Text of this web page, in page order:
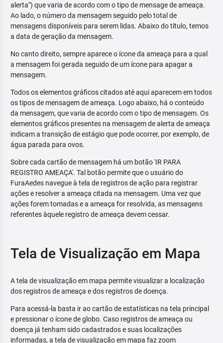
alerta") que varia de acordo com o tipo de mensage de ameaça.
Ao lado, o número da mensagem seguido pelo total de
mensagens disponíveis para serem lidas. Abaixo do título, temos
a data de geração da mensagem.
No canto direito, sempre aparece o ícone da ameaça para a qual
a mensagem foi gerada seguido de um ícone para apagar a
mensagem.
Todos os elementos gráficos citados até aqui aparecem em todos
os tipos de mensagem de ameaça. Logo abaixo, há o conteúdo
da mensagem, que varia de acordo com o tipo de mensagem. Os
elementos gráficos presentes na mensagem de alerta de ameaça
indicam a transição de estágio que pode ocorrer, por exemplo, de
água parada para ovos.
Sobre cada cartão de mensagem há um botão 'IR PARA
REGISTRO AMEAÇA'. Tal botão permite que o usuário do
FuraAedes navegue à tela de registros de ação para registrar
ações e resolver a ameaça citada na mensagem. Uma vez que
ações forem tomadas e a ameaça for resolvida, as mensagens
referentes àquele registro de ameaça devem cessar.
Tela de Visualização em Mapa
A tela de visualização em mapa permite visualizar a localização
dos registros de ameaça e dos registros de doença.
Para acessá-la basta ir ao cartão de estatísticas na tela principal
e pressionar o ícone de globo. Caso registros de ameaça ou
doença já tenham sido cadastrados e suas localizações
informadas, a tela de visualização em mapa faz zoom